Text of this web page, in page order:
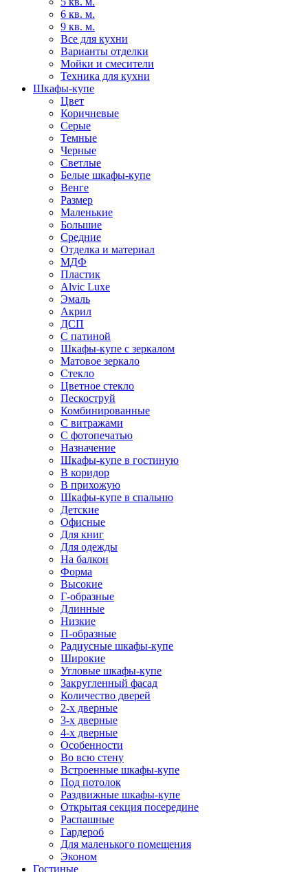
6 кв. м.
9 кв. м.
Все для кухни
Варианты отделки
Мойки и смесители
Техника для кухни
Шкафы-купе
Цвет
Коричневые
Серые
Темные
Черные
Светлые
Белые шкафы-купе
Венге
Размер
Маленькие
Большие
Средние
Отделка и материал
МДФ
Пластик
Alvic Luxe
Эмаль
Акрил
ДСП
С патиной
Шкафы-купе с зеркалом
Матовое зеркало
Стекло
Цветное стекло
Пескоструй
Комбинированные
С витражами
С фотопечатью
Назначение
Шкафы-купе в гостиную
В коридор
В прихожую
Шкафы-купе в спальню
Детские
Офисные
Для книг
Для одежды
На балкон
Форма
Высокие
Г-образные
Длинные
Низкие
П-образные
Радиусные шкафы-купе
Широкие
Угловые шкафы-купе
Закругленный фасад
Количество дверей
2-х дверные
3-х дверные
4-х дверные
Особенности
Во всю стену
Встроенные шкафы-купе
Под потолок
Раздвижные шкафы-купе
Открытая секция посередине
Распашные
Гардероб
Для маленького помещения
Эконом
Гостиные